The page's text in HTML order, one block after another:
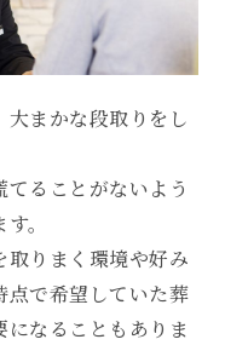
大まかな段取りをし
ることがないよう
。
取りまく環境や好み
点で希望していた葬
なることもありま